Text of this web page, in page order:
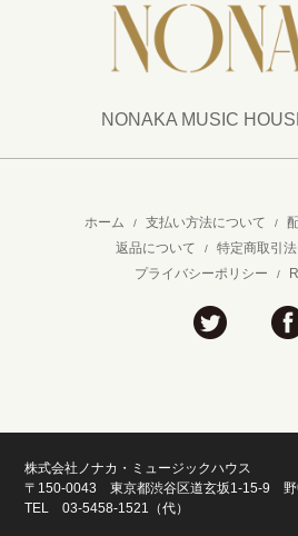
NONAKA MUSIC
ホーム / 支払い方法について /
返品について / 特定商取引
プライバシーポリシー /
株式会社ノナカ・ミュージックハウス
〒150-0043 東京都渋谷区道玄坂1-15-9 野
TEL 03-5458-1521（代）